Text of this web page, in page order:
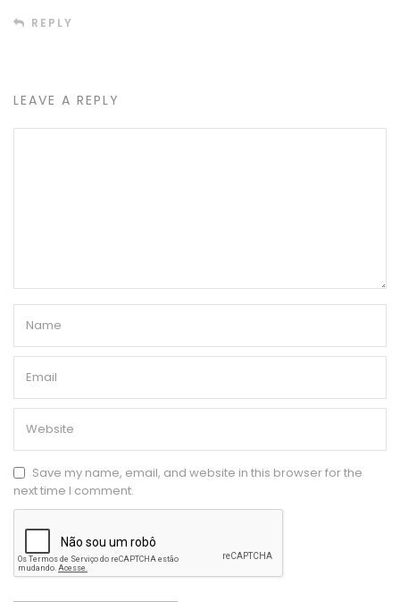
REPLY
LEAVE A REPLY
Save my name, email, and website in this browser for the
next time I comment.